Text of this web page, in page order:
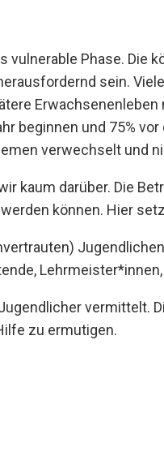
Phase. Die
sein.
beginnen und 75%
verwechselt und
kaum darüber. Die
können. Hier
vermittelt.
zu ermutigen.